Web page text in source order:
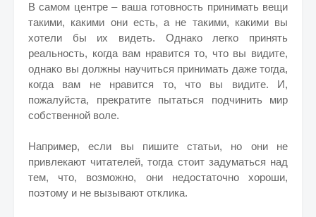
В самом центре – ваша готовность принимать вещи
такими, какими они есть, а не такими, какими вы
хотели бы их видеть. Однако легко принять
реальность, когда вам нравится то, что вы видите,
однако вы должны научиться принимать даже тогда,
когда вам не нравится то, что вы видите. И,
пожалуйста, прекратите пытаться подчинить мир
собственной воле.
Например, если вы пишите статьи, но они не
привлекают читателей, тогда стоит задуматься над
тем, что, возможно, они недостаточно хороши,
поэтому и не вызывают отклика.